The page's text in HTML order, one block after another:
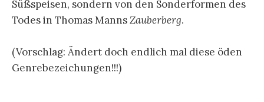
Süßspeisen, sondern von den Sonderformen des
Todes in Thomas MannsZauberberg.
(Vorschlag: Ändert doch endlich mal diese öden
Genrebezeichungen!!!)